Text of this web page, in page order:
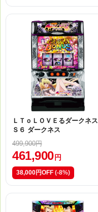
ＬＴｏＬＯＶＥるダークネス
Ｓ６ ダークネス
499,900円
461,900 円
38,000円OFF (-8%)